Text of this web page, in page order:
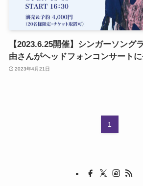
【2023.6.25開催】シンガーソング
由さんがヘッドフォンコンサートに
2023年4月21日
1